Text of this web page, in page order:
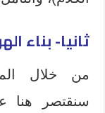
ثانيا- بناء
سنقتصر هنا